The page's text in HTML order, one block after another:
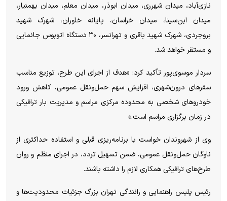
نازی‌آباد، میدان شهرری، میدان ابوذر، میدان معلم، میدان بهمنیار،
میدان ابن‌سینا، میدان خراسان، پایانه خاوران، شهرک شهید
بروجردی، شهرک شهید باقری و تهرانسر، ۳۰ دستگاه اتوبوس جانمایی
و مستقر خواهد شد.
سردار موسوی‌پور تأکید کرد: «هدف از اجرای این طرح، توزیع مناسب
سفر‌های درون‌شهری، افزایش سهم حمل‌ونقل عمومی، کاهش ورود
خودرو‌های شخصی به محدوده مرکزی مراسم و مدیریت بار ترافیکی
در زمان برگزاری مراسم است.»
وی از شهروندان خواست با برنامه‌ریزی قبلی و استفاده حداکثری از
ناوگان حمل‌ونقل عمومی، ضمن تسهیل تردد، در اجرای منظم و روان
طرح‌های ترافیکی همکاری لازم را داشته باشند.
رئیس پلیس راهنمایی و رانندگی تهران بزرگ جزئیات محدودیت‌ها و